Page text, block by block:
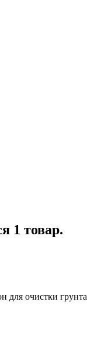
1 товар.
для очистки грунта